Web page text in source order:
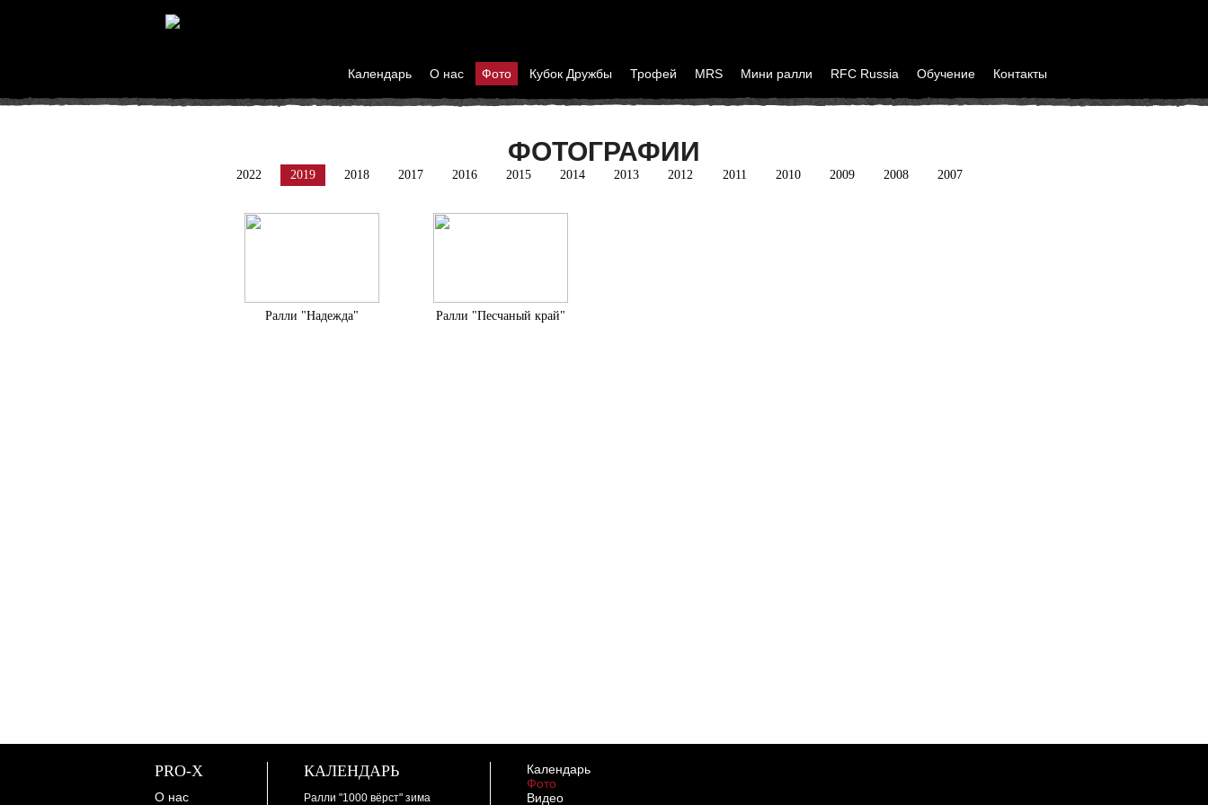
Календарь О нас Фото Кубок Дружбы Трофей MRS Мини ралли RFC Russia Обучение Контакты
ФОТОГРАФИИ
2022 2019 2018 2017 2016 2015 2014 2013 2012 2011 2010 2009 2008 2007
Ралли "Надежда" Ралли "Песчаный край"
PRO-X
О нас
КАЛЕНДАРЬ
Ралли "1000 вёрст" зима
Календарь
Фото
Видео